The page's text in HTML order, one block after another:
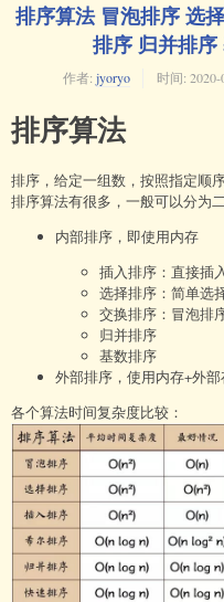
排序算法 冒泡排序 选
排序 归并排序
作者: jyoryo 时间: 2020-
排序算法
排序，给定一组数，按照指定顺
排序算法有很多，一般可以分为
内部排序，即使用内存
插入排序：直接插
选择排序：简单选
交换排序：冒泡排
归并排序
基数排序
外部排序，使用内存+外
各个算法时间复杂度比较：